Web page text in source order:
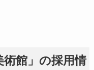
術館」の採用情